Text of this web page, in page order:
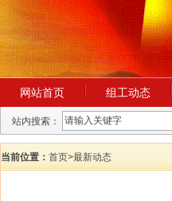
网站首页 组工动态
站内搜索：
当前位置： 首页>最新动态